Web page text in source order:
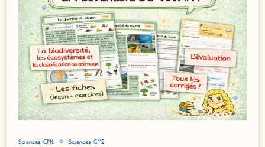
Sciences CM1 Sciences CM2